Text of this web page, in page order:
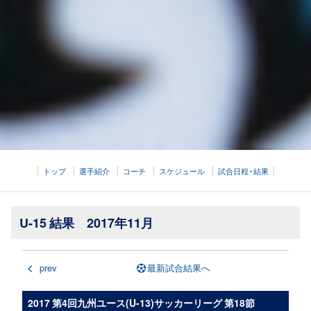
トップ 選手紹介 コーチ スケジュール 試合日程・結果
U-15 結果 2017年11月
prev 最新試合結果へ
2017 第4回九州ユース(U-13)サッカーリーグ 第18節